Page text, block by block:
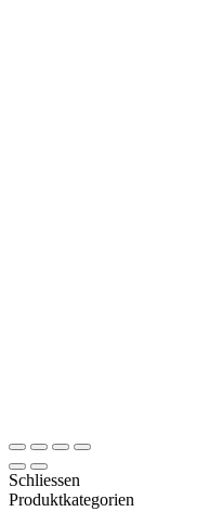
Schliessen
Produktkategorien